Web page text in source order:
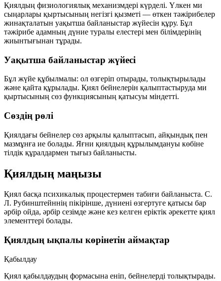
Қиялдың физиологиялық механизмдері күрделі. Үлкен ми
сыңарлары қыртысының негізгі қызметі — өткен тәжірибелер
жинақталатын уақытша байланыстар жүйесін құру. Бұл
тәжірибе адамның дүние туралы елестері мен білімдерінің
жиынтығынан тұрады.
Уақытша байланыстар жүйесі
Бұл жүйе құбылмалы: ол өзгеріп отырады, толықтырылады
және қайта құрылады. Қиял бейнелерін қалыптастыруда ми
қыртысының сөз функциясының қатысуы міндетті.
Сөздің рөлі
Қиялдағы бейнелер сөз арқылы қалыптасып, айқындық пен
мазмұнға ие болады. Яғни қиялдың құрылымдануы көбіне
тілдік құралдармен тығыз байланысты.
Қиялдың маңызы
Қиял басқа психикалық процестермен табиғи байланыста. С.
Л. Рубинштейннің пікірінше, дүниені өзгертуге қатысы бар
әрбір ойда, әрбір сезімде және кез келген еріктік әрекетте қиял
элементтері болады.
Қиялдың ықпалы көрінетін аймақтар
Қабылдау
Қиял қабылдаудың формасына еніп, бейнелерді толықтырады.